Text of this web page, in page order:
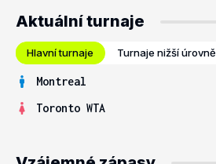
Aktuální turnaje
Hlavní turnaje Turnaje nižší úrovně
Montreal
Toronto WTA